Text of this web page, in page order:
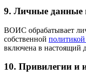
9. Личные данные
ВОИС обрабатывает
собственной
включена в настоящий
10. Привилегии и